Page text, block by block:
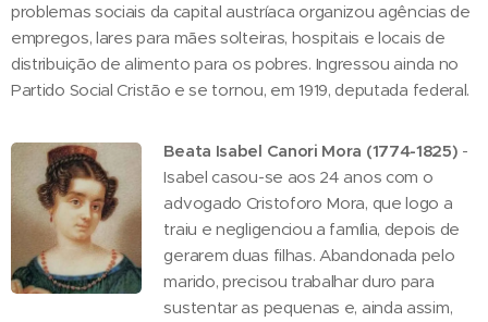
problemas sociais da capital austríaca organizou agências de
empregos, lares para mães solteiras, hospitais e locais de
distribuição de alimento para os pobres. Ingressou ainda no
Partido Social Cristão e se tornou, em 1919, deputada federal.
Beata Isabel Canori Mora (1774-1825) -
Isabel casou-se aos 24 anos com o
advogado Cristoforo Mora, que logo a
traiu e negligenciou a família, depois de
gerarem duas filhas. Abandonada pelo
marido, precisou trabalhar duro para
sustentar as pequenas e, ainda assim,